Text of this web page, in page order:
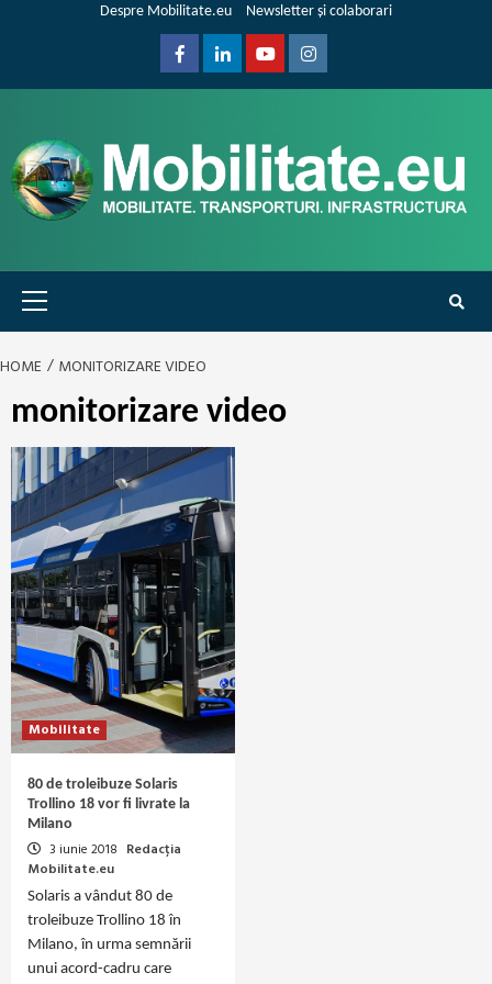
Despre Mobilitate.eu Newsletter și colaborari
FacebookLinkedinYoutubeInstagram
Primary
Menu
HOME MONITORIZARE VIDEO
monitorizare video
Mobilitate
80 de troleibuze Solaris
Trollino 18 vor fi livrate la
Milano
3 iunie 2018 Redacția
Mobilitate.eu
Solaris a vândut 80 de
troleibuze Trollino 18 în
Milano, în urma semnării
unui acord-cadru care